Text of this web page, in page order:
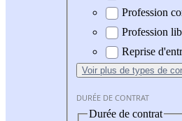
Profession
Profession
Reprise
Voir plus de types de
DURÉE DE CONTRAT
Durée de contrat